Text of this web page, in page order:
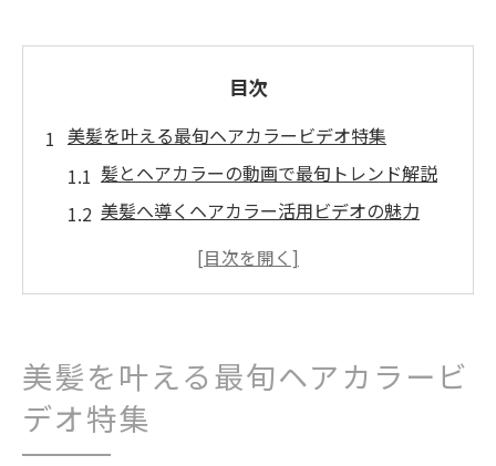
目次
美髪を叶える最旬ヘアカラービデオ特集
髪とヘアカラーの動画で最旬トレンド解説
美髪へ導くヘアカラー活用ビデオの魅力
トリートメントも学べる髪のビデオ特集
ヘアカラーと髪質向上の新常識を動画で解説
髪質向上のためのヘアカラービデオ活用法
美髪を叶える最旬ヘアカラービ
デオ特集